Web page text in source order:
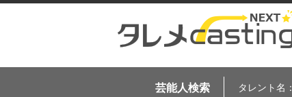
芸能人検索 タレント名：